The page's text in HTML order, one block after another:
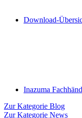
Download-
Inazuma
Zur Kategorie Blog
Zur Kategorie News